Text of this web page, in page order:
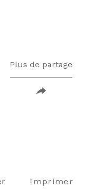
Plus de partage
Imprimer